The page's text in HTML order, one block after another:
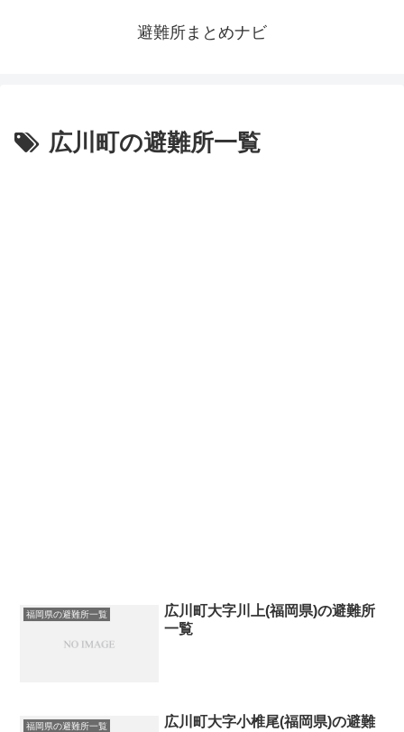
避難所まとめナビ
広川町の避難所一覧
福岡県の避難所一覧
広川町大字川上(福岡県)の避難所
一覧
福岡県の避難所一覧
広川町大字小椎尾(福岡県)の避難